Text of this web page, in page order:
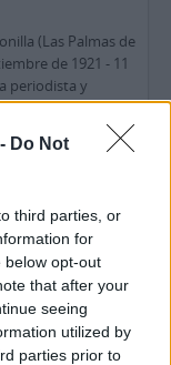
Do Not
third parties, or
for
below opt-out
that after your
seeing
utilized by
parties prior to
(Las Palmas de
de 1921 - 11
periodista y
a la cultura
con figuras como
o Juan
la donacion
que es
Universidad de
sito en el
»